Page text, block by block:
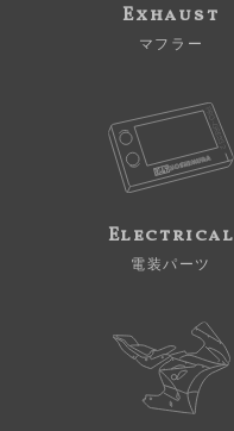
Exhaust
マフラー
Electrical
電装パーツ